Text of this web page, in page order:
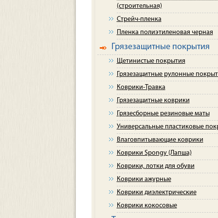
(строительная)
Стрейч-пленка
Пленка полиэтиленовая черная
Грязезащитные покрытия
Щетинистые покрытия
Грязезащитные рулонные
Коврики-Травка
Грязезащитные коврики
Грязесборные резиновые маты
Универсальные пластиковые
Влаговпитывающие коврики
Коврики Spongy (Лапша)
Коврики, лотки для обуви
Коврики ажурные
Коврики диэлектрические
Коврики кокосовые